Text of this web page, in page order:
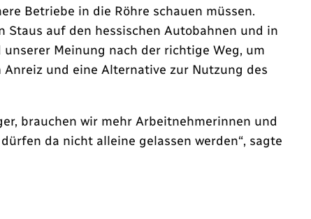
Betriebe in die Röhre schauen müssen.
auf den hessischen Autobahnen und in
Meinung nach der richtige Weg, um
und eine Alternative zur Nutzung des
brauchen wir mehr Arbeitnehmerinnen und
da nicht alleine gelassen werden“, sagte